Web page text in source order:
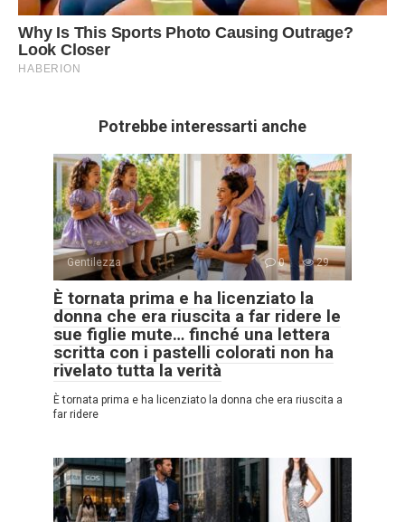
Potrebbe interessarti anche
Gentilezza 0 29
È tornata prima e ha licenziato la
donna che era riuscita a far ridere le
sue figlie mute… finché una lettera
scritta con i pastelli colorati non ha
rivelato tutta la verità
È tornata prima e ha licenziato la donna che era riuscita a
far ridere